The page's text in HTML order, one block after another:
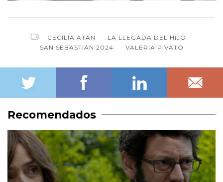
CECILIA ATÁN
LA LLEGADA DEL HIJO
SAN SEBASTIÁN 2024
VALERIA PIVATO
Recomendados